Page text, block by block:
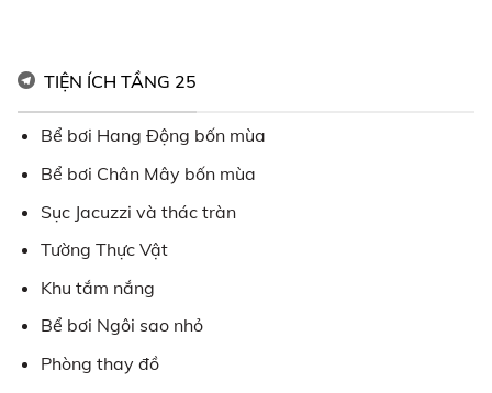
TIỆN ÍCH TẦNG 25
Bể bơi Hang Động bốn mùa
Bể bơi Chân Mây bốn mùa
Sục Jacuzzi và thác tràn
Tường Thực Vật
Khu tắm nắng
Bể bơi Ngôi sao nhỏ
Phòng thay đồ